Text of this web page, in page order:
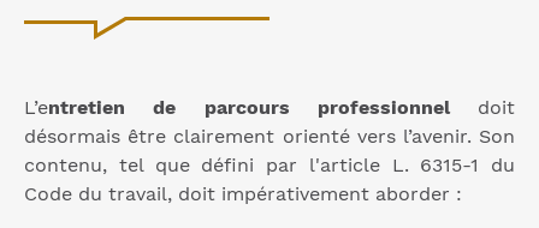
L’entretien de parcours professionneldoit
désormais être clairement orienté vers l’avenir. Son
contenu, tel que défini par l'article L. 6315-1 du
Code du travail, doit impérativement aborder :